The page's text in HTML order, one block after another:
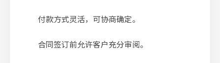
付款方式灵活，可协商确定。
合同签订前允许客户充分审阅。